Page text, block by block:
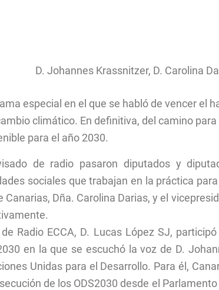
D. Johannes Krassnitzer, D. Carolina
especial en el que se habló de vencer el
climático. En definitiva, del camino
para el año 2030.
de radio pasaron diputados y
sociales que trabajan en la práctica
Dña. Carolina Darias, y el
Radio ECCA, D. Lucas López SJ,
en la que se escuchó la voz de D.
Unidas para el Desarrollo. Para él,
de los ODS2030 desde el